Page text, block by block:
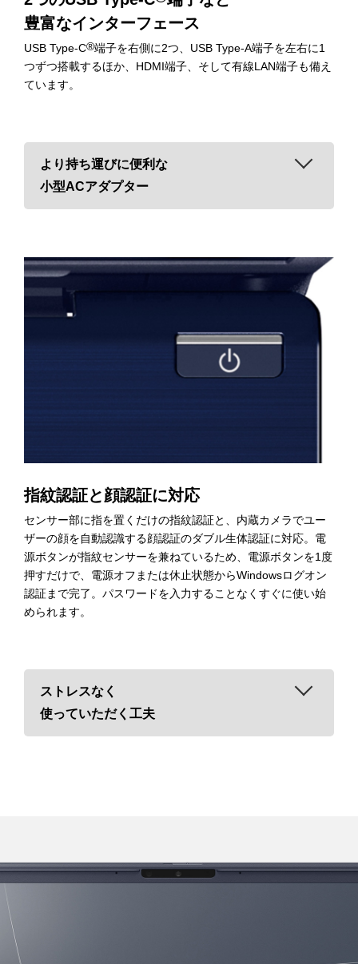
豊富なインターフェース
USB Type-C®端子を右側に2つ、USB Type-A端子を左右に1
つずつ搭載するほか、HDMI端子、そして有線LAN端子も備え
ています。
より持ち運びに便利な
小型ACアダプター
指紋認証と顔認証に対応
センサー部に指を置くだけの指紋認証と、内蔵カメラでユー
ザーの顔を自動認識する顔認証のダブル生体認証に対応。電
源ボタンが指紋センサーを兼ねているため、電源ボタンを1度
押すだけで、電源オフまたは休止状態からWindowsログオン
認証まで完了。パスワードを入力することなくすぐに使い始
められます。
ストレスなく
使っていただく工夫